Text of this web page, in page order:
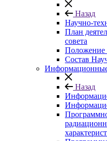
Назад
Научно-
План
совета
Положение
Состав
Назад